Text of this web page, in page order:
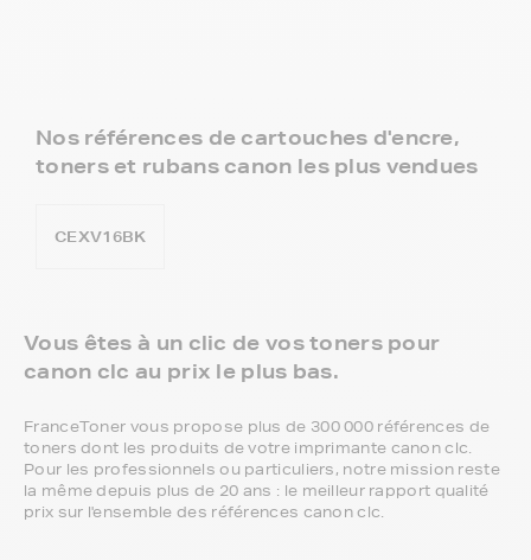
Nos références de cartouches d'encre,
toners et rubans canon les plus vendues
CEXV16BK
Vous êtes à un clic de vos toners pour
canon clc au prix le plus bas.
FranceToner vous propose plus de 300 000 références de
toners dont les produits de votre imprimante canon clc.
Pour les professionnels ou particuliers, notre mission reste
la même depuis plus de 20 ans : le meilleur rapport qualité
prix sur l'ensemble des références canon clc.